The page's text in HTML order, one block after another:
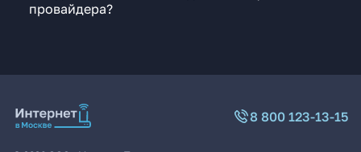
провайдера?
8 800 123-13-15